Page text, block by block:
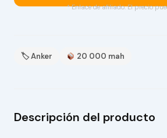
* Enlace de afiliado. El precio
🏷 Anker 20 000 mah
Descripción del producto